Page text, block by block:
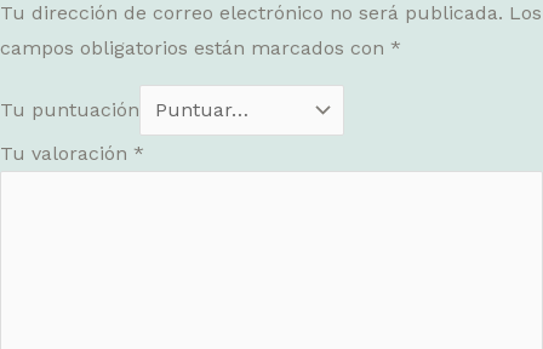
Tu dirección de correo electrónico no será publicada. Los
campos obligatorios están marcados con *
Tu puntuación
Tu valoración *